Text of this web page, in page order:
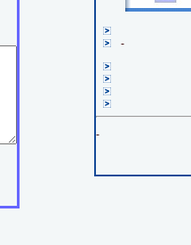
-
-